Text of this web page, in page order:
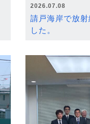
2026.07.08
請戸海岸で放
した。